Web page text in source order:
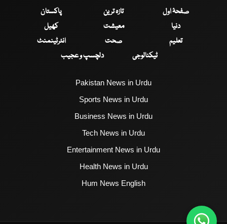
صفحۂ اول تازہ ترین
پاکستان
دنیا
معیشت
کھیل
تعلیم
صحت
انٹرٹینمنٹ
ٹیکنالوجی
دلچسپ و عجیب
Pakistan News in Urdu
Sports News in Urdu
Business News in Urdu
Tech News in Urdu
Entertainment News in Urdu
Health News in Urdu
Hum News English